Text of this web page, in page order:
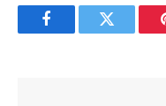
FacebookTwitter